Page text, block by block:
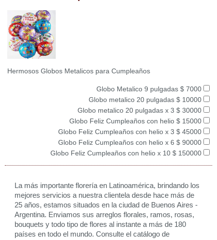
Hermosos Globos Metalicos para Cumpleaños
Globo Metalico 9 pulgadas $ 7000
Globo metalico 20 pulgadas $ 10000
Globo metalico 20 pulgadas x 3 $ 30000
Globo Feliz Cumpleaños con helio $ 15000
Globo Feliz Cumpleaños con helio x 3 $ 45000
Globo Feliz Cumpleaños con helio x 6 $ 90000
Globo Feliz Cumpleaños con helio x 10 $ 150000
La más importante florería en Latinoamérica, brindando los
mejores servicios a nuestra clientela desde hace más de
25 años, estamos situados en la ciudad de Buenos Aires -
Argentina. Enviamos sus arreglos florales, ramos, rosas,
bouquets y todo tipo de flores al instante a más de 180
países en todo el mundo. Consulte el catálogo de